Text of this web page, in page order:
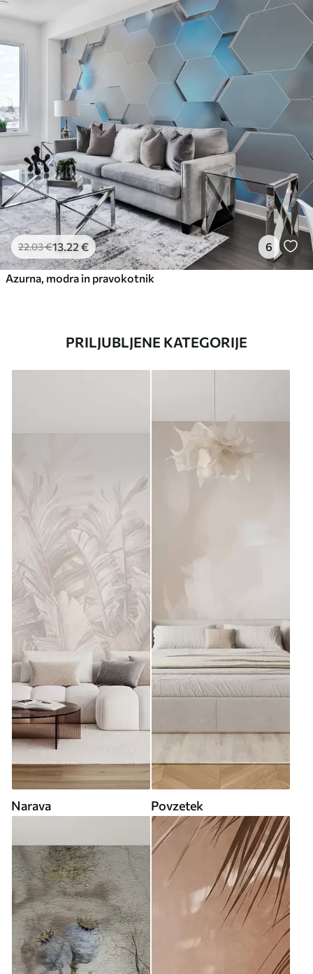
22.03€13.22 € 6
Azurna, modra in pravokotnik
PRILJUBLJENE KATEGORIJE
Narava Povzetek